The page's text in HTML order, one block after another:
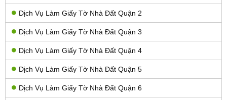
Dịch Vụ Làm Giấy Tờ Nhà Đất Quận 2
Dịch Vụ Làm Giấy Tờ Nhà Đất Quận 3
Dịch Vụ Làm Giấy Tờ Nhà Đất Quận 4
Dịch Vụ Làm Giấy Tờ Nhà Đất Quận 5
Dịch Vụ Làm Giấy Tờ Nhà Đất Quận 6